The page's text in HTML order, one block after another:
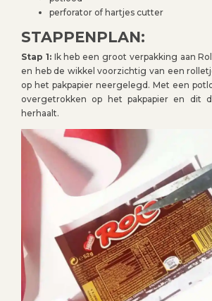
perforator of hartjes cutter
STAPPENPLAN:
Stap 1:Ik heb een groot verpakking aan
en heb de wikkel voorzichtig van een
op het pakpapier neergelegd. Met een
overgetrokken op het pakpapier en dit
herhaalt.